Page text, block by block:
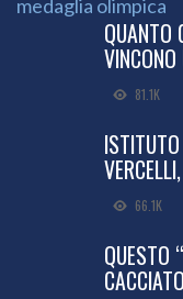
QUANTO
81.1K
66.1K
QUESTO